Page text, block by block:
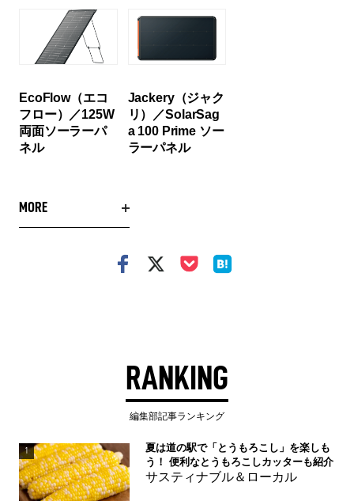
EcoFlow（エコ
フロー）／125W
両面ソーラーパ
ネル
Jackery（ジャク
リ）／SolarSag
a 100 Prime ソー
ラーパネル
MORE
RANKING
編集部記事ランキング
1
夏は道の駅で「とうもろこし」を楽しも
う！ 便利なとうもろこしカッターも紹介
サスティナブル＆ローカル